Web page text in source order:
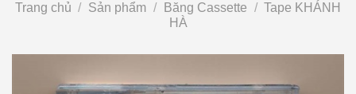
Trang chủ / Sản phẩm / Băng Cassette / Tape KHÁNH
HÀ